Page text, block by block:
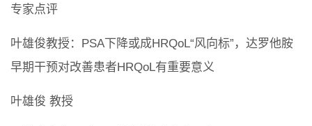
专家点评
叶雄俊教授：PSA下降或成HRQoL“风向标”，达罗他胺
早期干预对改善患者HRQoL有重要意义
叶雄俊 教授